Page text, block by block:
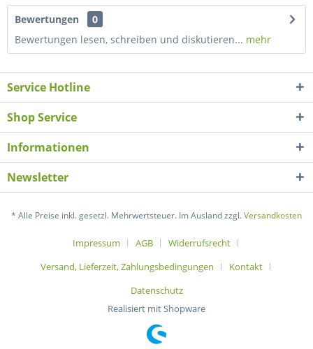
Bewertungen
0
Bewertungen lesen, schreiben und diskutieren... mehr
Service Hotline
Shop Service
Informationen
Newsletter
* Alle Preise inkl. gesetzl. Mehrwertsteuer. Im Ausland zzgl.Versandkosten
Impressum AGB
Widerrufsrecht
Versand, Lieferzeit, Zahlungsbedingungen
Kontakt
Datenschutz
Realisiert mit Shopware